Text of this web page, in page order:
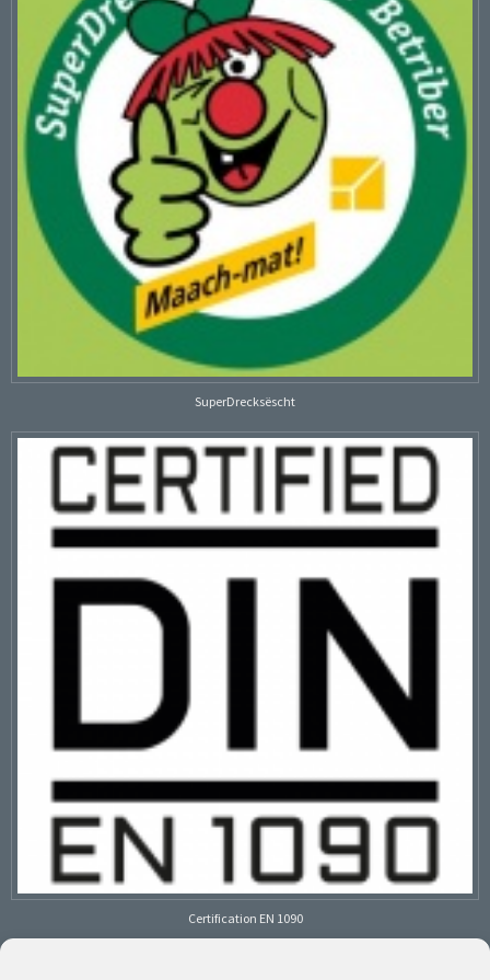
SuperDrecksëscht
Certification EN 1090